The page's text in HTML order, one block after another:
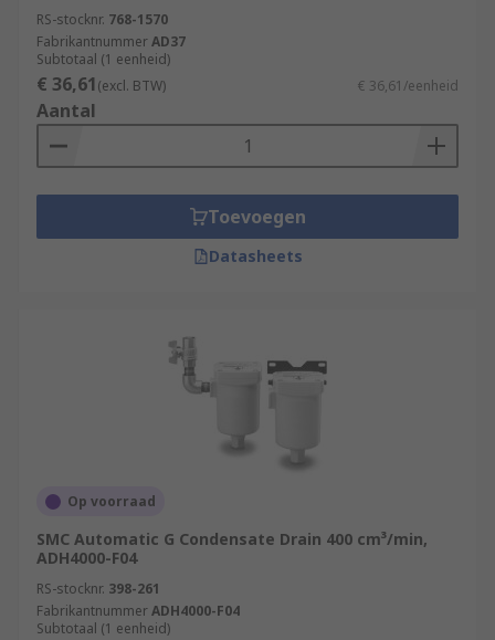
RS-stocknr. 768-1570
FabrikantnummerAD37
Subtotaal (1 eenheid)
€ 36,61(excl. BTW) € 36,61/eenheid
Aantal
Toevoegen
Datasheets
Op voorraad
SMC Automatic G Condensate Drain 400 cm³/min,
ADH4000-F04
RS-stocknr. 398-261
FabrikantnummerADH4000-F04
Subtotaal (1 eenheid)